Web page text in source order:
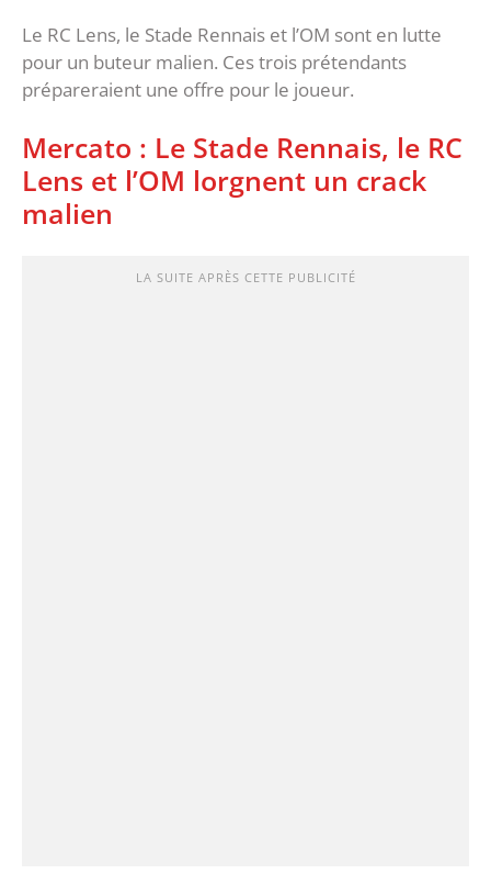
Le RC Lens, le Stade Rennais et l’OM sont en lutte
pour un buteur malien. Ces trois prétendants
prépareraient une offre pour le joueur.
Mercato : Le Stade Rennais, le RC
Lens et l’OM lorgnent un crack
malien
LA SUITE APRÈS CETTE PUBLICITÉ